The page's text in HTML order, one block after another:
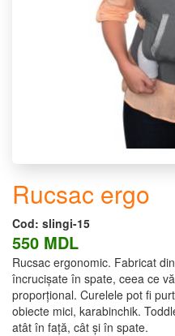
Rucsac ergo
Cod: slingi-15
550 MDL
Rucsac ergonomic. Fabricat
încrucișate în spate, ceea ce
proporțional. Curelele pot fi
obiecte mici, karabinchik.
atât în ​​față, cât și în spate.